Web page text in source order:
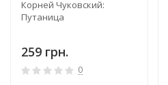
Корней Чуковский:
Путаница
259 грн.
0